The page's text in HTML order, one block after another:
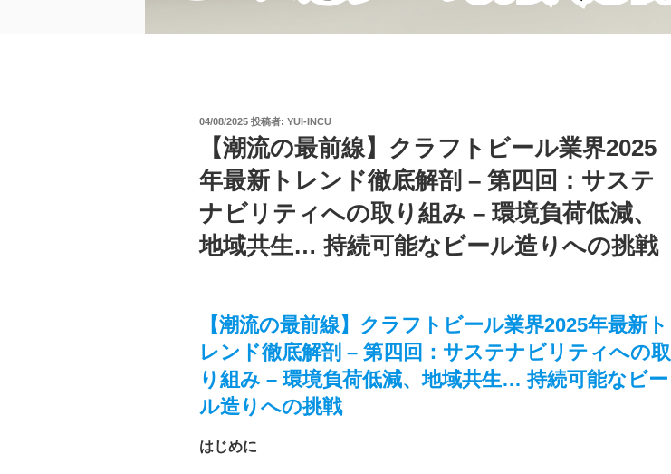
投
04/08/2025 投稿者: YUI-INCU
【潮流の最前線】クラフトビール業界2025
年最新トレンド徹底解剖 – 第四回：サステ
ナビリティへの取り組み – 環境負荷低減、
地域共生… 持続可能なビール造りへの挑戦
【潮流の最前線】クラフトビール業界2025年最新ト
レンド徹底解剖 – 第四回：サステナビリティへの取
り組み – 環境負荷低減、地域共生… 持続可能なビー
ル造りへの挑戦
はじめに